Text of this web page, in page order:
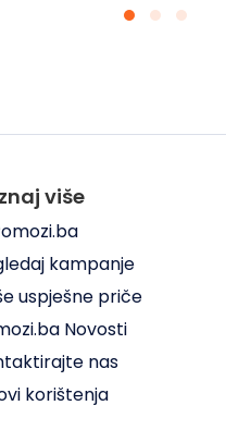
više
kampanje
uspješne priče
Novosti
nas
korištenja